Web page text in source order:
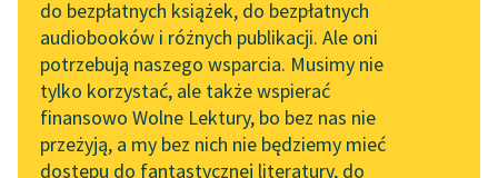
Byliśmy częścią AI Impact
Lab
Zapraszamy na spotkanie
online z tłumaczkami
literatury skandynawskiej
Leśmianator
Przewodnik dla piszących i
czytających
API
do bezpłatnych książek, do bezpłatnych
audiobooków i różnych publikacji. Ale oni
potrzebują naszego wsparcia. Musimy nie
tylko korzystać, ale także wspierać
finansowo Wolne Lektury, bo bez nas nie
przeżyją, a my bez nich nie będziemy mieć
dostępu do fantastycznej literatury, do
Bolesław Prus
Faraon, tom
pierwszy
— Ten człowiek był
skrzywdzony — mówił